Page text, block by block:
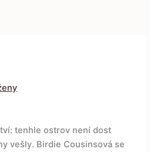
tenhle ostrov není dost
vešly. Birdie Cousinsová se